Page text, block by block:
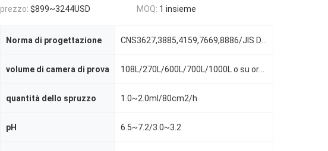
prezzo: $899~3244USD MOQ: 1 insieme
Norma di progettazione
volume di camera di prova
quantità dello spruzzo 1.0~2.0ml/80cm2/h
pH 6.5~7.2/3.0~3.2